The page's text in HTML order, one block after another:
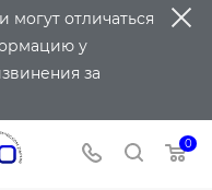
могут отличаться
у
за
0